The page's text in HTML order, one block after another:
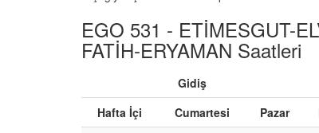
EGO 531 - ETİMESGUT-
FATİH-ERYAMAN Saatleri
Gidiş
Hafta İçi
Cumartesi Pazar